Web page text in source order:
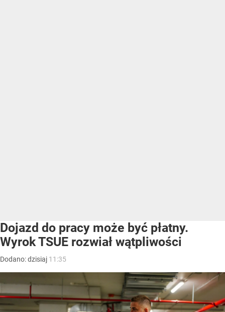
Dojazd do pracy może być płatny.
Wyrok TSUE rozwiał wątpliwości
Dodano:dzisiaj 11:35